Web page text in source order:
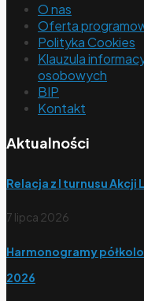
O nas
Oferta
Polityka Cookies
Klauzula
osobowych
BIP
Kontakt
Aktualności
Relacja z I turnusu Akcji
7 lipca 2026
Harmonogramy
2026